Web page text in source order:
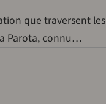
que traversent les
Parota, connu…